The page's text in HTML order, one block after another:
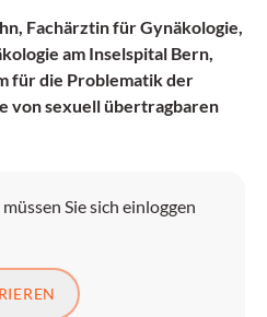
Fachärztin für Gynäkologie,
am Inselspital Bern,
für die Problematik der
von sexuell übertragbaren
Sie sich einloggen